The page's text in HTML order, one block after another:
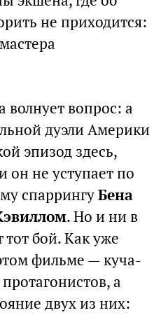
не приходится:
волнует вопрос: а
дуэли Америки
эпизод здесь,
он не уступает по
спаррингуБена
. Но и ни в
бой. Как уже
фильме — куча-
а
двух из них: